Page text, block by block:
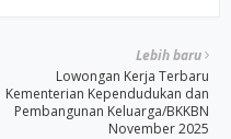
Lebih baru
Lowongan Kerja Terbaru
Kementerian Kependudukan dan
Pembangunan Keluarga/BKKBN
November 2025